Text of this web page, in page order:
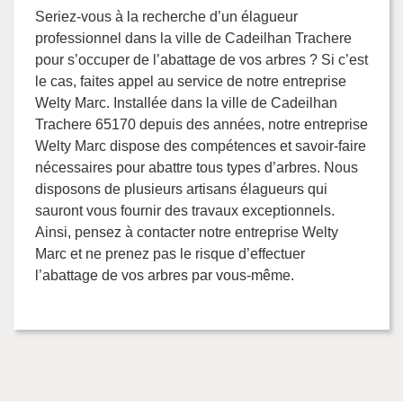
Seriez-vous à la recherche d’un élagueur
professionnel dans la ville de Cadeilhan Trachere
pour s’occuper de l’abattage de vos arbres ? Si c’est
le cas, faites appel au service de notre entreprise
Welty Marc. Installée dans la ville de Cadeilhan
Trachere 65170 depuis des années, notre entreprise
Welty Marc dispose des compétences et savoir-faire
nécessaires pour abattre tous types d’arbres. Nous
disposons de plusieurs artisans élagueurs qui
sauront vous fournir des travaux exceptionnels.
Ainsi, pensez à contacter notre entreprise Welty
Marc et ne prenez pas le risque d’effectuer
l’abattage de vos arbres par vous-même.